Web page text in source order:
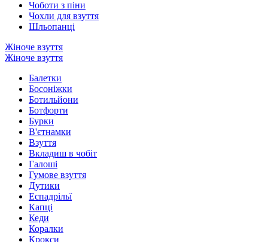
Чоботи з піни
Чохли для взуття
Шльопанці
Жіноче взуття
Жіноче взуття
Балетки
Босоніжки
Ботильйони
Ботфорти
Бурки
В'єтнамки
Взуття
Вкладиш в чобіт
Галоші
Гумове взуття
Дутики
Еспадрільї
Капці
Кеди
Коралки
Крокси